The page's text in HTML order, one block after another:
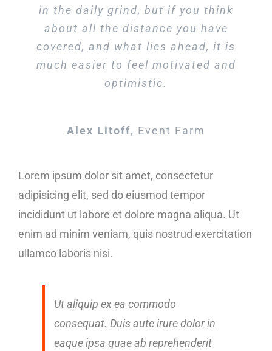
in the daily grind, but if you think
about all the distance you have
covered, and what lies ahead, it is
much easier to feel motivated and
optimistic.
Alex Litoff, Event Farm
Lorem ipsum dolor sit amet, consectetur
adipisicing elit, sed do eiusmod tempor
incididunt ut labore et dolore magna aliqua. Ut
enim ad minim veniam, quis nostrud exercitation
ullamco laboris nisi.
Ut aliquip ex ea commodo
consequat. Duis aute irure dolor in
eaque ipsa quae ab reprehenderit